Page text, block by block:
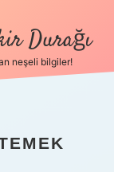
Durağı
neşeli bilgiler!